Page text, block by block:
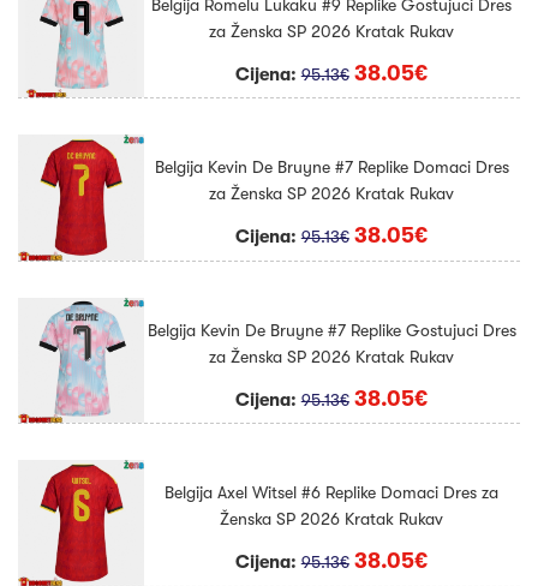
Belgija Romelu Lukaku #9 Replike Gostujuci Dres
za Ženska SP 2026 Kratak Rukav
Cijena:95.13€ 38.05€
Belgija Kevin De Bruyne #7 Replike Domaci Dres
za Ženska SP 2026 Kratak Rukav
Cijena:95.13€ 38.05€
Belgija Kevin De Bruyne #7 Replike Gostujuci Dres
za Ženska SP 2026 Kratak Rukav
Cijena:95.13€ 38.05€
Belgija Axel Witsel #6 Replike Domaci Dres za
Ženska SP 2026 Kratak Rukav
Cijena:95.13€ 38.05€